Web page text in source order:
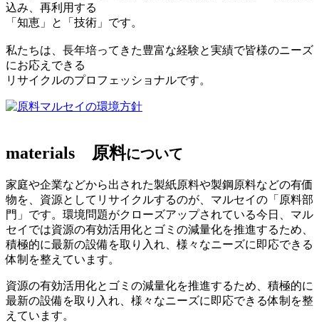
込み、再利用する
「知恵」と「技術」です。
私たちは、長年培ってきた豊富な経験と実績で皆様のニーズ
にお応えできる
リサイクルのプロフェッショナルです。
マルセイの環境方針
materials 原料について
家庭や企業などから出された製紙原料や製鋼原料などの有価
物を、資源としてリサイクルするのが、マルセイの「原料部
門」です。環境問題がクローズアップされている今日、マル
セイでは資源の有効活用化とゴミの減量化を推進するため、
積極的に最新の設備を取り入れ、様々なニーズに即応できる
体制を整えています。
資源の有効活用化とゴミの減量化を推進するため、積極的に
最新の設備を取り入れ、様々なニーズに即応できる体制を整
えています。